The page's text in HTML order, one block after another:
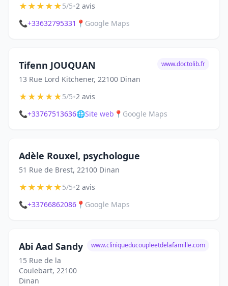
★★★★★5/5•2 avis
📞+33632795331 📍 Google Maps
Tifenn JOUQUAN
13 Rue Lord Kitchener, 22100 Dinan
www.doctolib.fr
★★★★★5/5•2 avis
📞+33767513636🌐Site web 📍 Google Maps
Adèle Rouxel, psychologue
51 Rue de Brest, 22100 Dinan
★★★★★5/5•2 avis
📞+33766862086 📍 Google Maps
Abi Aad Sandy
15 Rue de la
Coulebart, 22100
Dinan
www.cliniqueducoupleetdelafamille.com